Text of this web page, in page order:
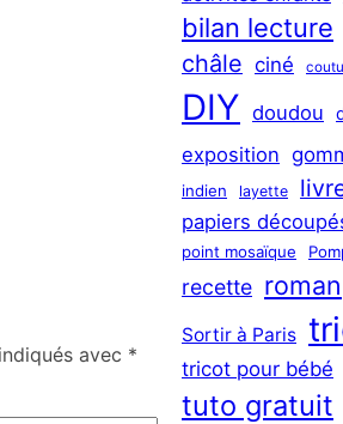
avec *
bilan lecture
châle ciné
DIY doudou
exposition
indien layette
papiers
point mosaïque
recette roman
Sortir à Paris
tricot pour bébé
tuto gratuit